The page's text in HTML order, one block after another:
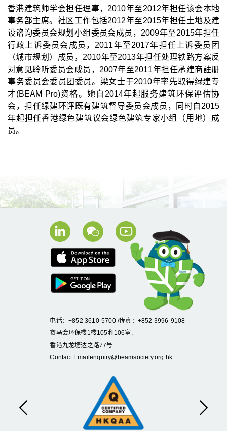
香港建筑师学会担任理事，2010年至2012年担任该会本地
事务部主席。社区工作包括2012年至2015年担任土地及建
设谘询委员会规划小组委员会成员，2009年至2015年担任
行政上诉委员会成员，2011年至2017年担任上诉委员团
（城市规划）成员，2010年至2013年担任处理铁路方案反
对意见聆听委员会成员，2007年至2011年担任承建商註册
事务委员会委员团委员。梁女士于2010年率先取得绿建专
才(BEAM Pro)资格。她自2014年起服务建筑环保评估协
会，担任绿建环评既有建筑督导委员会成员，同时自2015
年起担任香港绿色建筑议会绿色建筑专家小组（用地）成
员。
Previous Next
电话：+852 3610-5700 /传真：+852 3996-9108
赛马会环保楼1楼105和106室,
香港九龙塘达之路77号.
Contact Email enquiry@beamsociety.org.hk